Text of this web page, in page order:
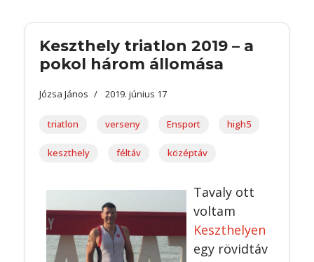
Keszthely triatlon 2019 – a
pokol három állomása
Józsa János 2019. június 17
triatlon verseny Ensport high5
keszthely féltáv középtáv
Tavaly ott
voltam
Keszthelyen
egy rövidtáv